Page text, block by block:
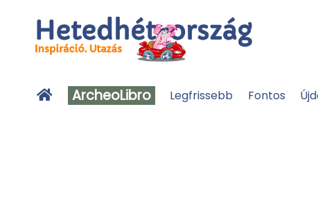
ArcheoLibro Legfrissebb Fontos